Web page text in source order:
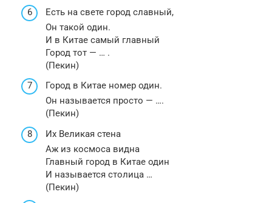
Есть на свете город славный,
Он такой один.
И в Китае самый главный
Город тот — … .
(Пекин)
Город в Китае номер один.
Он называется просто — ….
(Пекин)
Их Великая стена
Аж из космоса видна
Главный город в Китае один
И называется столица …
(Пекин)